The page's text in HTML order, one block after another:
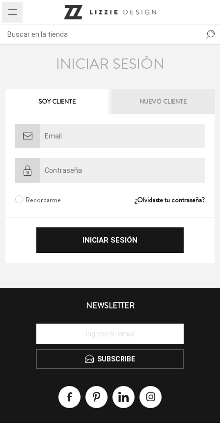
INICIAR SESIÓN
SOY CLIENTE NUEVO CLIENTE
Recordarme ¿Olvidaste tu contraseña?
NEWSLETTER
SUBSCRIBE